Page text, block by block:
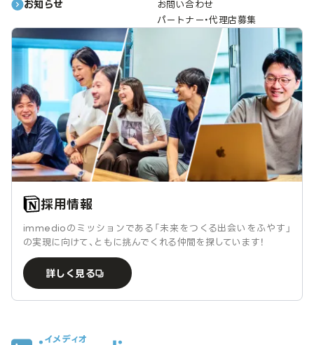
お知らせ
お問い合わせ
パートナー・代理店募集
採用情報
immedioのミッションである「未来をつくる出会いをふやす」
の実現に向けて、ともに挑んでくれる仲間を探しています！
詳しく見る